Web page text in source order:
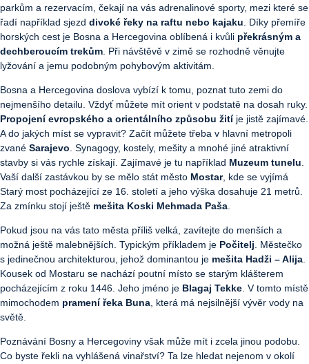
parkům a rezervacím, čekají na vás adrenalinové sporty, mezi které se
řadí například sjezd divoké řeky na raftu nebo kajaku. Díky přemíře
horských cest je Bosna a Hercegovina oblíbená i kvůli překrásným a
dechberoucím trekům. Při návštěvě v zimě se rozhodně věnujte
lyžování a jemu podobným pohybovým aktivitám.
Bosna a Hercegovina doslova vybízí k tomu, poznat tuto zemi do
nejmenšího detailu. Vždyť můžete mít orient v podstatě na dosah ruky.
Propojení evropského a orientálního způsobu žitíje jistě zajímavé.
A do jakých míst se vypravit? Začít můžete třeba v hlavní metropoli
zvané Sarajevo. Synagogy, kostely, mešity a mnohé jiné atraktivní
stavby si vás rychle získají. Zajímavé je tu například Muzeum tunelu.
Vaší další zastávkou by se mělo stát město Mostar, kde se vyjímá
Starý most pocházející ze 16. století a jeho výška dosahuje 21 metrů.
Za zmínku stojí ještě mešita Koski Mehmada Paša.
Pokud jsou na vás tato města příliš velká, zavítejte do menších a
možná ještě malebnějších. Typickým příkladem je Počitelj. Městečko
s jedinečnou architekturou, jehož dominantou je mešita Hadži – Alija.
Kousek od Mostaru se nachází poutní místo se starým klášterem
pocházejícím z roku 1446. Jeho jméno je Blagaj Tekke. V tomto místě
mimochodem pramení řeka Buna, která má nejsilnější vývěr vody na
světě.
Poznávání Bosny a Hercegoviny však může mít i zcela jinou podobu.
Co byste řekli na vyhlášená vinařství? Ta lze hledat nejenom v okolí